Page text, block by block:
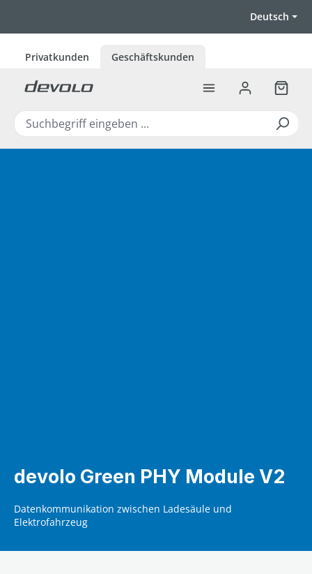
Deutsch
Privatkunden Geschäftskunden
devolo Green PHY Module V2
Datenkommunikation zwischen Ladesäule und
Elektrofahrzeug